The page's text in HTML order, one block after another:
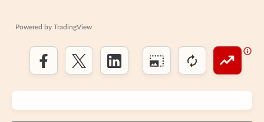
Powered by TradingView